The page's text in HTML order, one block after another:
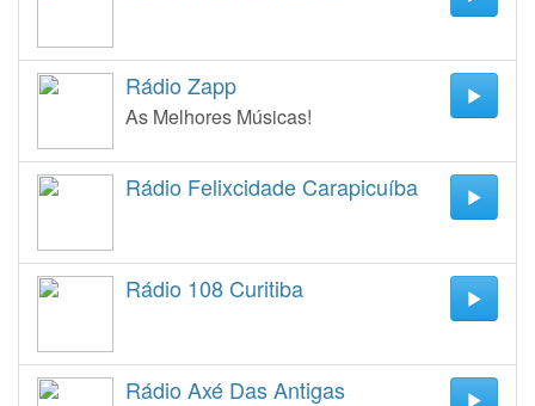
Rádio Zapp
As Melhores Músicas!
Rádio Felixcidade Carapicuíba
Rádio 108 Curitiba
Rádio Axé Das Antigas